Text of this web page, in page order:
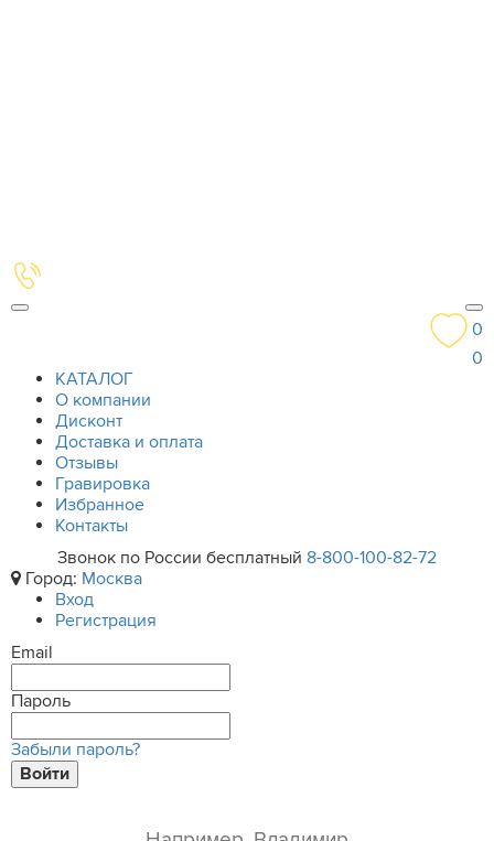
0
0
КАТАЛОГ
О компании
Дисконт
Доставка и оплата
Отзывы
Гравировка
Избранное
Контакты
Звонок по России бесплатный 8-800-100-82-72
Город: Москва
Вход
Регистрация
Email
Пароль
Забыли пароль?
Войти